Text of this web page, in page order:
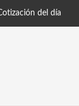
del día